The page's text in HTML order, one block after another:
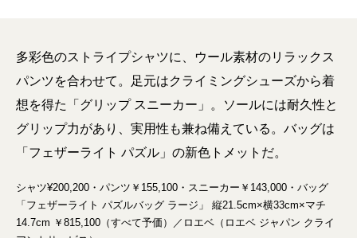
多彩色のストライプシャツに、ウール素材のリラックス
パンツを合わせて。足元はクライミングシューズから着
想を得た「グリップ スニーカー」。ソールには耐久性と
グリップ力があり、実用性も兼ね備えている。バッグは
「フェザーライト パズル」の新色トメットだ。
シャツ¥200,200・パンツ￥155,100・スニーカー￥143,000・バッグ
「フェザーライト パズルバッグ ラージ」 縦21.5cm×横33cm×マチ
14.7cm ￥815,100（すべて予価）／ロエベ（ロエベ ジャパン クライ